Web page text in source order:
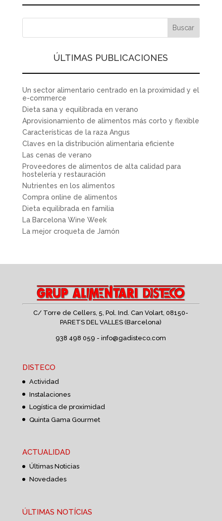
ÚLTIMAS PUBLICACIONES
Un sector alimentario centrado en la proximidad y el
e-commerce
Dieta sana y equilibrada en verano
Aprovisionamiento de alimentos más corto y flexible
Características de la raza Angus
Claves en la distribución alimentaria eficiente
Las cenas de verano
Proveedores de alimentos de alta calidad para
hostelería y restauración
Nutrientes en los alimentos
Compra online de alimentos
Dieta equilibrada en familia
La Barcelona Wine Week
La mejor croqueta de Jamón
C/ Torre de Cellers, 5, Pol. Ind. Can Volart,08150-
PARETS DEL VALLES (Barcelona)
938 498 059 -info@gadisteco.com
DISTECO
Actividad
Instalaciones
Logística de proximidad
Quinta Gama Gourmet
ACTUALIDAD
Últimas Noticias
Novedades
ÚLTIMAS NOTÍCIAS